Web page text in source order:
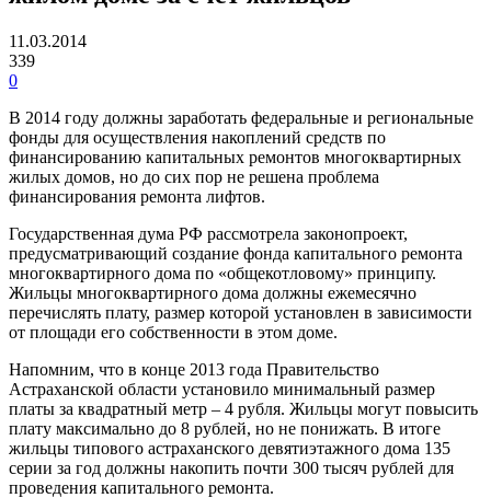
11.03.2014
339
0
В 2014 году должны заработать федеральные и региональные
фонды для осуществления накоплений средств по
финансированию капитальных ремонтов многоквартирных
жилых домов, но до сих пор не решена проблема
финансирования ремонта лифтов.
Государственная дума РФ рассмотрела законопроект,
предусматривающий создание фонда капитального ремонта
многоквартирного дома по «общекотловому» принципу.
Жильцы многоквартирного дома должны ежемесячно
перечислять плату, размер которой установлен в зависимости
от площади его собственности в этом доме.
Напомним, что в конце 2013 года Правительство
Астраханской области установило минимальный размер
платы за квадратный метр – 4 рубля. Жильцы могут повысить
плату максимально до 8 рублей, но не понижать. В итоге
жильцы типового астраханского девятиэтажного дома 135
серии за год должны накопить почти 300 тысяч рублей для
проведения капитального ремонта.